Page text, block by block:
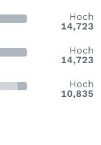
Hoch
14,723
Hoch
14,723
Hoch
10,835